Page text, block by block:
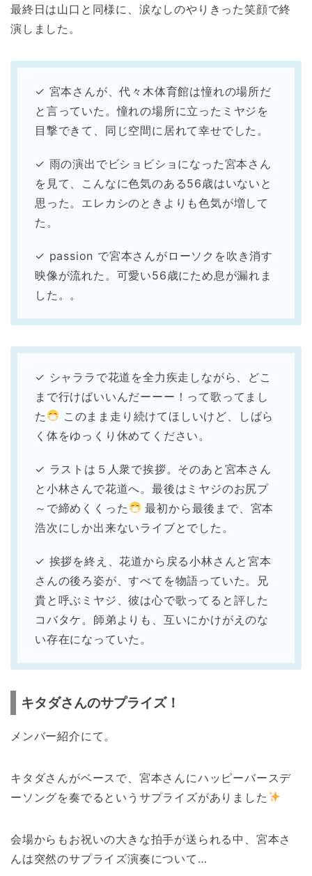
最終日は山口と同様に、涙なしのやりきった笑顔で終
演しました。
✓ 宮本さんが、代々木体育館は憧れの場所だ
と言っていた。憧れの場所に立ったミヤジを
目撃できて、同じ空間に居れて幸せでした。
✓ 雨の演出でビショビショになった宮本さん
を見て、こんなに色気のある56歳はいないと
思った。エレカシのときよりも色気が増して
た。
✓ passion で宮本さんがローソクを吹き消す
映像が流れた。可愛い56歳にため息が漏れま
した。。
✓ シャララで花道を全力疾走しながら、どこ
まで行けばいいんだーーー！って歌ってまし
た
このまま走り続けてほしいけど、しばら
く体をゆっくり休めてください。
✓ ラストは５人衆で挨拶。そのあと宮本さん
と小林さんで花道へ。最後はミヤジのお尻プ
～で締めくくった
最初から最後まで、宮本
浩次にしか出来ないライブとでした。
✓ 挨拶を終え、花道から戻る小林さんと宮本
さんの後ろ姿が、すべてを物語っていた。兄
貴と呼ぶミヤジ、彼は心で歌ってると評した
コバタケ。師弟よりも、互いにかけがえのな
い存在になっていた。
キタダさんのサプライズ！
メンバー紹介にて。
キタダさんがベースで、宮本さんにハッピーバースデ
ーソングを奏でるというサプライズがありました
会場からもお祝いの大きな拍手が送られる中、宮本さ
んは突然のサプライズ演奏について…